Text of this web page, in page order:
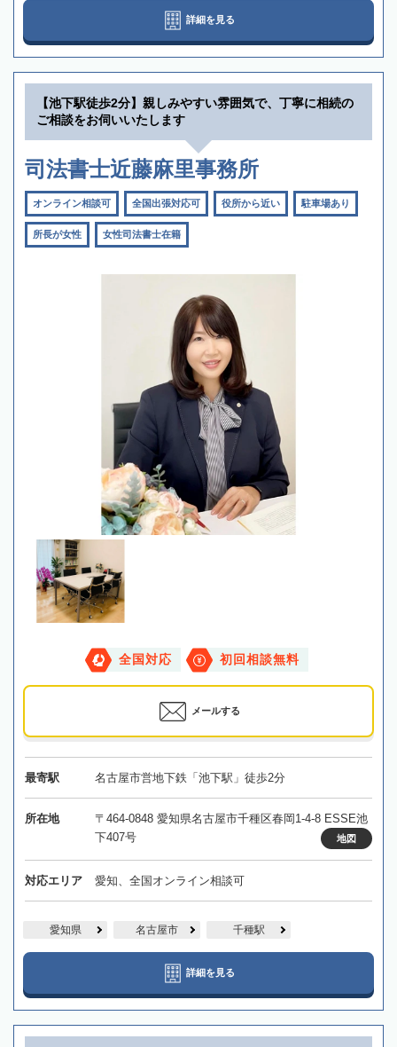
詳細を見る
【池下駅徒歩2分】親しみやすい雰囲気で、丁寧に相続の
ご相談をお伺いいたします
司法書士近藤麻里事務所
オンライン相談可 全国出張対応可 役所から近い 駐車場あり
所長が女性 女性司法書士在籍
全国対応 初回相談無料
メールする
最寄駅 名古屋市営地下鉄「池下駅」徒歩2分
所在地
〒464-0848 愛知県名古屋市千種区春岡1-4-8 ESSE池
下407号
地図
対応エリア 愛知、全国オンライン相談可
愛知県 名古屋市 千種駅
詳細を見る